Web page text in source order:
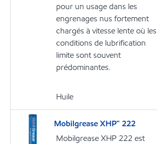
pour un usage dans les
engrenages nus fortement
chargés à vitesse lente où les
conditions de lubrification
limite sont souvent
prédominantes.
Huile
Mobilgrease XHP🅪 222
Mobilgrease XHP 222 est